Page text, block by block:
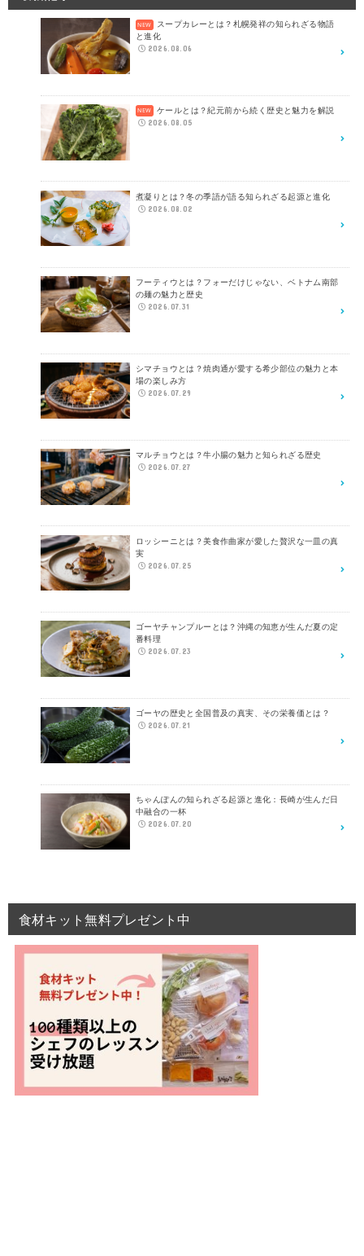
スープカレーとは？札幌発祥の知られざる物語
と進化
2026.08.06
ケールとは？紀元前から続く歴史と魅力を解説
2026.08.05
煮凝りとは？冬の季語が語る知られざる起源と進化
2026.08.02
フーティウとは？フォーだけじゃない、ベトナム南部
の麺の魅力と歴史
2026.07.31
シマチョウとは？焼肉通が愛する希少部位の魅力と本
場の楽しみ方
2026.07.29
マルチョウとは？牛小腸の魅力と知られざる歴史
2026.07.27
ロッシーニとは？美食作曲家が愛した贅沢な一皿の真
実
2026.07.25
ゴーヤチャンプルーとは？沖縄の知恵が生んだ夏の定
番料理
2026.07.23
ゴーヤの歴史と全国普及の真実、その栄養価とは？
2026.07.21
ちゃんぽんの知られざる起源と進化：長崎が生んだ日
中融合の一杯
2026.07.20
食材キット無料プレゼント中